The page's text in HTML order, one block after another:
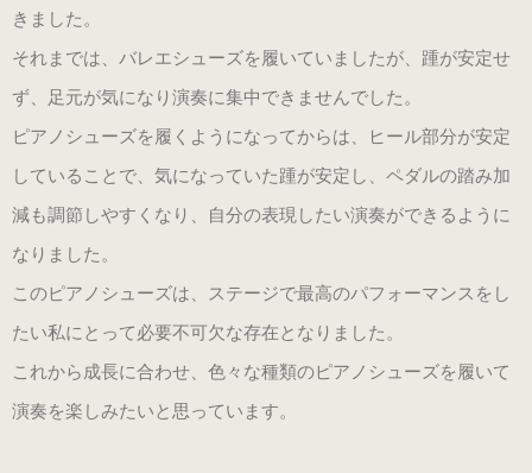
参考動画
コンセプト
絵で見るピアノシューズ
こんなお悩みはありませんか？
推奨補助ペダル
きました。
それまでは、バレエシューズを履いていましたが、踵が安定せ
ず、足元が気になり演奏に集中できませんでした。
ピアノシューズを履くようになってからは、ヒール部分が安定
していることで、気になっていた踵が安定し、ペダルの踏み加
減も調節しやすくなり、自分の表現したい演奏ができるように
なりました。
このピアノシューズは、ステージで最高のパフォーマンスをし
たい私にとって必要不可欠な存在となりました。
これから成長に合わせ、色々な種類のピアノシューズを履いて
演奏を楽しみたいと思っています。